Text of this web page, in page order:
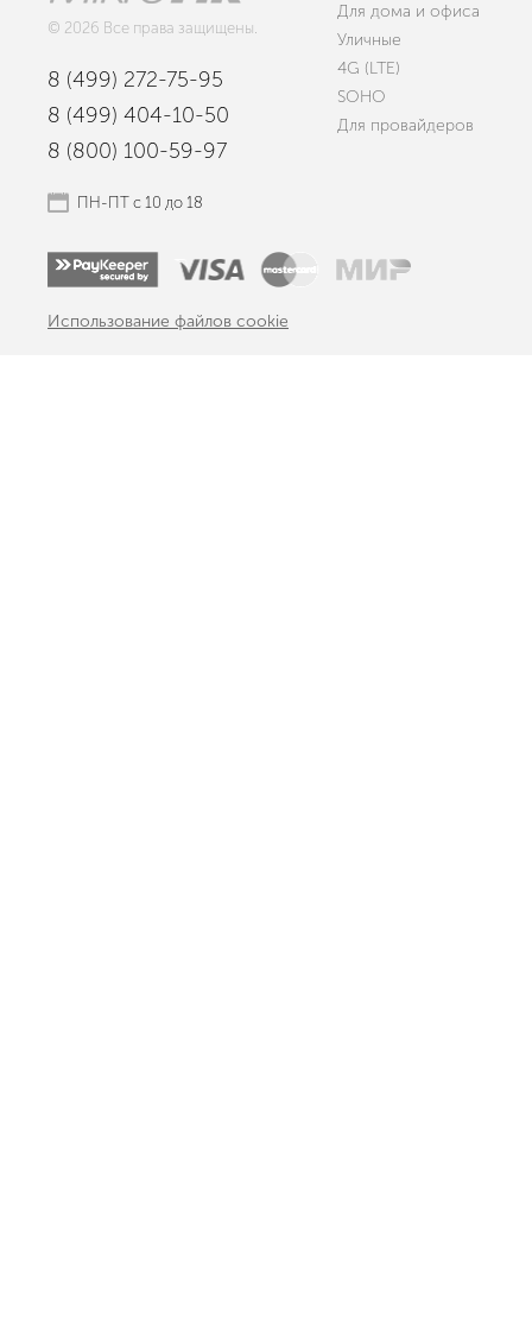
© 2026 Все права защищены.
8 (499) 272-75-95
8 (499) 404-10-50
8 (800) 100-59-97
ПН-ПТ с 10 до 18
Для дома и офиса
Уличные
4G (LTE)
SOHO
Для провайдеров
Использование файлов cookie